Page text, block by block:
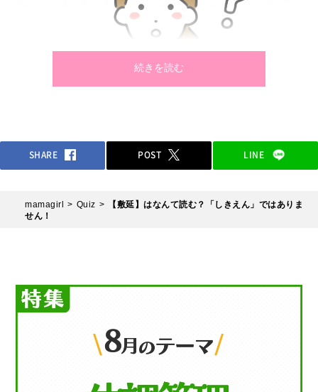
続きを読む
SHARE POST LINE
mamagirl Quiz
【敷延】はなんて読む？「しきえん」ではありま
せん！